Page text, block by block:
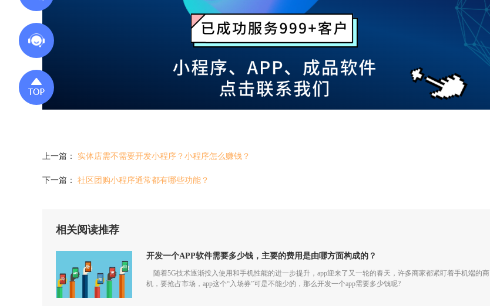
上一篇： 实体店需不需要开发小程序？小程序怎么赚钱？
下一篇： 社区团购小程序通常都有哪些功能？
相关阅读推荐
开发一个APP软件需要多少钱，主要的费用是由哪方面构成的？
随着5G技术逐渐投入使用和手机性能的进一步提升，app迎来了又一轮的春天，许多商家都紧盯着手机端的商
机，要抢占市场，app这个“入场券”可是不能少的，那么开发一个app需要多少钱呢?